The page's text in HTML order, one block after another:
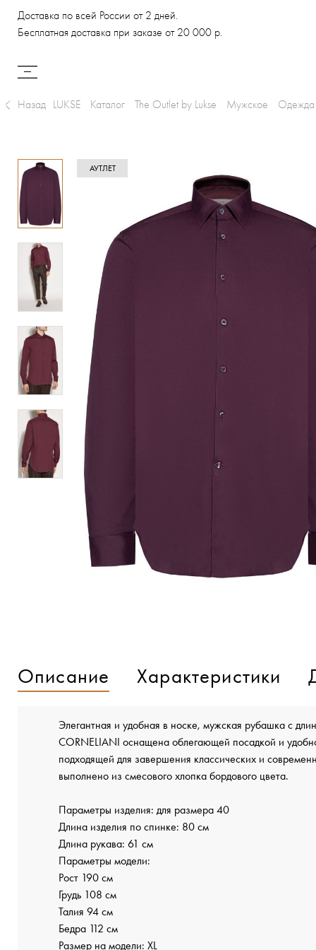
Доставка по всей России от 2 дней.
Бесплатная доставка при заказе от 20 000 р.
Назад LUKSE Каталог The Outlet by Lukse Мужское Одежда
АУТЛЕТ
Описание Характеристики
Элегантная и удобная в носке, мужская рубашка с
CORNELIANI оснащена облегающей посадкой и
подходящей для завершения классических и
выполнено из смесового хлопка бордового цвета.
Параметры изделия: для размера 40
Длина изделия по спинке: 80 см
Длина рукава: 61 см
Параметры модели:
Рост 190 см
Грудь 108 см
Талия 94 см
Бедра 112 см
Размер на модели: XL